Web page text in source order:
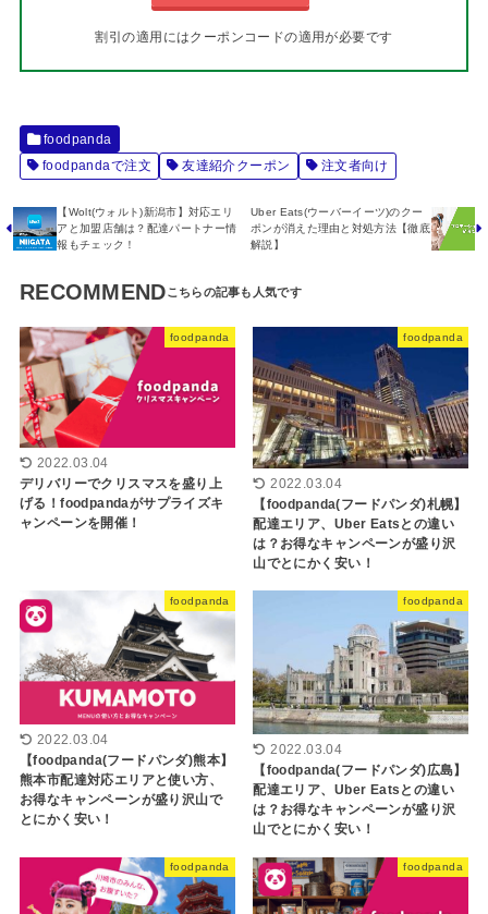
割引の適用にはクーポンコードの適用が必要です
foodpanda
foodpandaで注文
友達紹介クーポン 注文者向け
【Wolt(ウォルト)新潟市】対応エリ
アと加盟店舗は？配達パートナー情
報もチェック！
Uber Eats(ウーバーイーツ)のクー
ポンが消えた理由と対処方法【徹底
解説】
RECOMMEND
foodpanda
2022.03.04
デリバリーでクリスマスを盛り上
げる！foodpandaがサプライズキ
ャンペーンを開催！
foodpanda
2022.03.04
【foodpanda(フードパンダ)札幌】
配達エリア、Uber Eatsとの違い
は？お得なキャンペーンが盛り沢
山でとにかく安い！
foodpanda
2022.03.04
【foodpanda(フードパンダ)熊本】
熊本市配達対応エリアと使い方、
お得なキャンペーンが盛り沢山で
とにかく安い！
foodpanda
2022.03.04
【foodpanda(フードパンダ)広島】
配達エリア、Uber Eatsとの違い
は？お得なキャンペーンが盛り沢
山でとにかく安い！
foodpanda foodpanda